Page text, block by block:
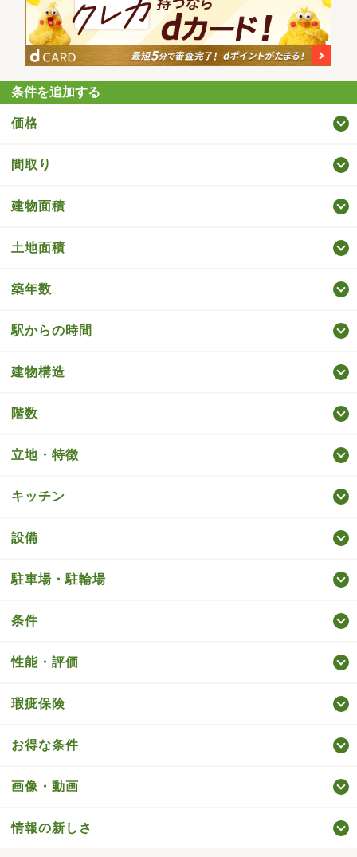
条件を追加する
価格
間取り
建物面積
土地面積
築年数
駅からの時間
建物構造
階数
立地・特徴
キッチン
設備
駐車場・駐輪場
条件
性能・評価
瑕疵保険
お得な条件
画像・動画
情報の新しさ